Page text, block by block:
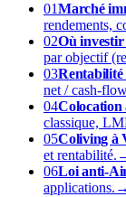
01Marché
rendements,
02Où investir
par objectif
03Rentabilité
net / cash-
04Colocation
classique,
05Coliving à
et rentabilité.
06Loi anti-
applications. →